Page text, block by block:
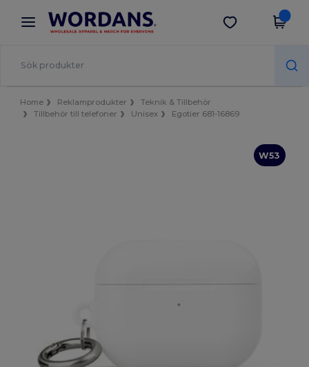
× Wordans-app
Bättre priser i appen!
Hämta app
Home Reklamprodukter
Teknik & Tillbehör
Tillbehör till telefoner
Unisex Egotier 681-16869
W53